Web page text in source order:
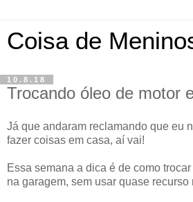
Coisa de
10.8.18
Trocando óleo de motor
Já que andaram reclamando que eu
fazer coisas em casa, aí vai!
Essa semana a dica é de como
na garagem, sem usar quase recurso